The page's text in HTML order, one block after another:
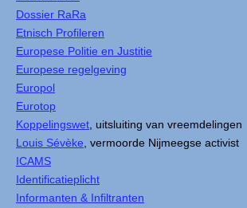
Dossier RaRa
Etnisch Profileren
Europese Politie en Justitie
Europese regelgeving
Europol
Eurotop
Koppelingswet , uitsluiting van vreemdelingen
Louis Sévèke , vermoorde Nijmeegse activist
ICAMS
Identificatieplicht
Informanten & Infiltranten